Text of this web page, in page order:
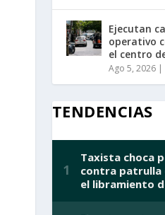
Ejecutan
operativo
el centro
Ago 5, 2026|
TENDENCIAS